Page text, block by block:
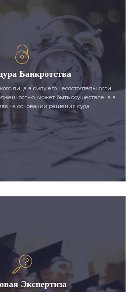
Банкротства
лица в силу его несостоятельности
может быть осуществлена в
на основании решения суда.
Экспертиза